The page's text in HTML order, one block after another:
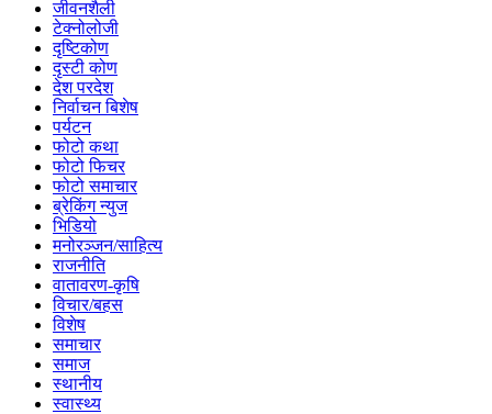
जीवनशैली
टेक्नोलोजी
दृष्टिकोण
दृस्टी कोण
देश परदेश
निर्वाचन बिशेष
पर्यटन
फोटो कथा
फोटो फिचर
फोटो समाचार
ब्रेकिंग न्युज
भिडियो
मनोरञ्जन/साहित्य
राजनीति
वातावरण-कृषि
विचार/बहस
विशेष
समाचार
समाज
स्थानीय
स्वास्थ्य